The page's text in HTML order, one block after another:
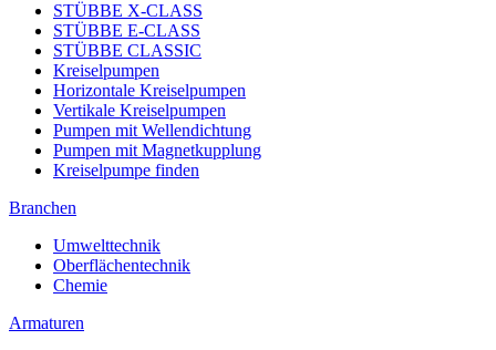
STÜBBE X-CLASS
STÜBBE E-CLASS
STÜBBE CLASSIC
Kreiselpumpen
Horizontale Kreiselpumpen
Vertikale Kreiselpumpen
Pumpen mit Wellendichtung
Pumpen mit Magnetkupplung
Kreiselpumpe finden
Branchen
Umwelttechnik
Oberflächentechnik
Chemie
Armaturen